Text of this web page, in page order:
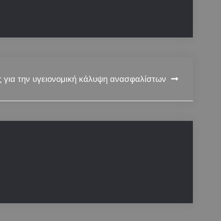
για την υγειονομική κάλυψη ανασφαλίστων